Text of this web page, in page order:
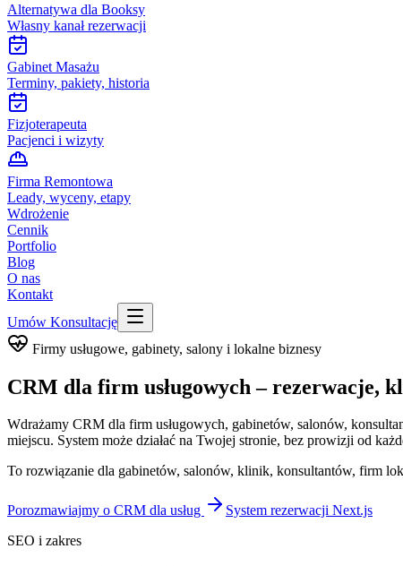
Alternatywa dla Booksy
Własny kanał rezerwacji
Gabinet Masażu
Terminy, pakiety, historia
Fizjoterapeuta
Pacjenci i wizyty
Firma Remontowa
Leady, wyceny, etapy
Wdrożenie
Cennik
Portfolio
Blog
O nas
Kontakt
Umów Konsultację
Firmy usługowe, gabinety, salony i lokalne biznesy
CRM dla firm usługowych – rezerwacje,
Wdrażamy CRM dla firm usługowych, gabinetów, salonów,
miejscu. System może działać na Twojej stronie, bez prowizji od
To rozwiązanie dla gabinetów, salonów, klinik, konsultantów, firm
Porozmawiajmy o CRM dla usług
System rezerwacji Next.js
SEO i zakres